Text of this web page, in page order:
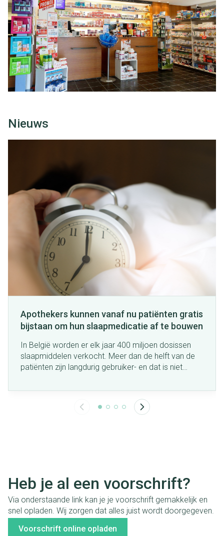
Nieuws
Apothekers kunnen vanaf nu patiënten gratis
bijstaan om hun slaapmedicatie af te bouwen
In België worden er elk jaar 400 miljoen dosissen
slaapmiddelen verkocht. Meer dan de helft van de
patiënten zijn langdurig gebruiker- en dat is niet
Volksgezondheid met een nieuw traject waarbij
apothekers hun patiënten, op voorschrift van de
huisarts, kunnen begeleiden om hun afhankelijkheid
Heb je al een voorschrift?
Via onderstaande link kan je je voorschrift gemakkelijk en
snel opladen. Wij zorgen dat alles juist wordt doorgegeven.
Voorschrift online opladen